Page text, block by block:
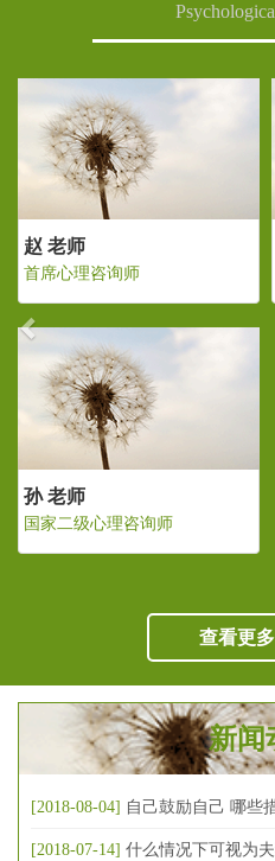
老师
二级心理咨询师
赵 老
首席
Previous
查看更
新闻
[2018-08-04] 自己鼓励自己 哪些
[2018-07-14] 什么情况下可视为